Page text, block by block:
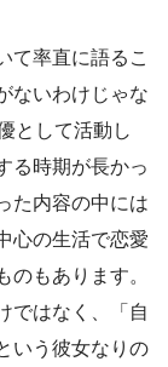
て率直に語るこ
ないわけじゃな
として活動し
る時期が長かっ
た内容の中には
心の生活で恋愛
もあります。
ではなく、「自
いう彼女なりの